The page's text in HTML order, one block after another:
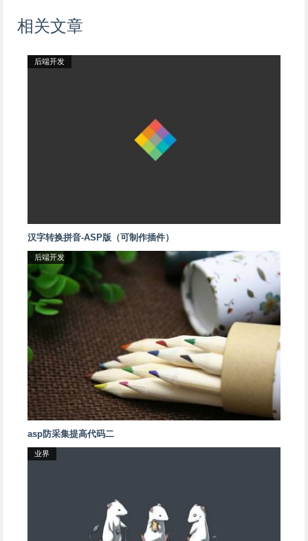
相关文章
后端开发
汉字转换拼音-ASP版（可制作插件）
后端开发
asp防采集提高代码二
业界